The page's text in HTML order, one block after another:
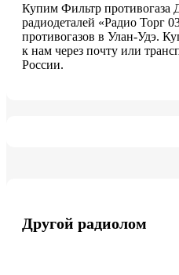
Купим Фильтр противогаза
радиодеталей «Радио Торг
противогазов в Улан-Удэ.
к нам через почту или
России.
Другой радиолом